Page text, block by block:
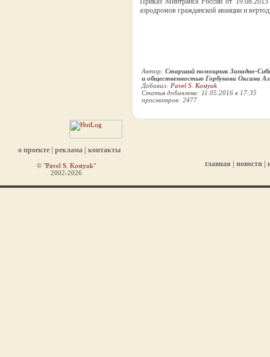
аэродромов гражданской авиации и
Автор: Старший помощник Западно-
и общественностью Горбунова Оксана
Добавил: Pavel S. Kostyuk
Статья добавлена: 11.05.2016 в 17:35
просмотров: 2477
о проекте реклама контакты
© "Pavel S. Kostyuk"
2002-2026
главная новости